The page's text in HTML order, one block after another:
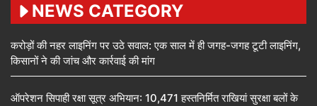
NEWS CATEGORY
करोड़ों की नहर लाइनिंग पर उठे सवाल: एक साल में ही जगह-जगह टूटी लाइनिंग,
किसानों ने की जांच और कार्रवाई की मांग
ऑपरेशन सिपाही रक्षा सूत्र अभियान: 10,471 हस्तनिर्मित राखियां सुरक्षा बलों के